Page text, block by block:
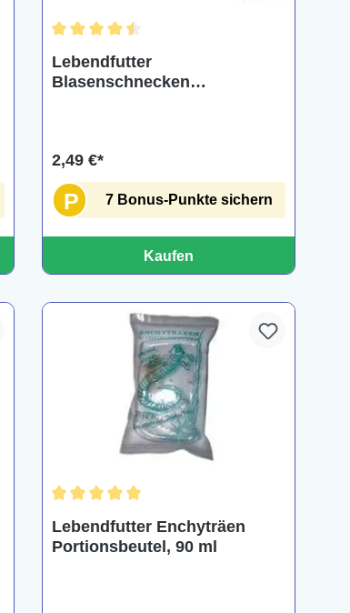
Lebendfutter
Blasenschnecken
2,49 €*
P 7 Bonus-Punkte sichern
Kaufen
Lebendfutter Enchyträen
Portionsbeutel, 90 ml